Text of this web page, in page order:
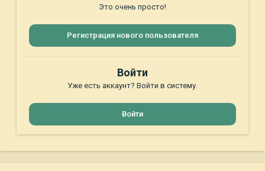
Это очень просто!
Регистрация нового пользователя
Войти
Уже есть аккаунт? Войти в систему.
Войти